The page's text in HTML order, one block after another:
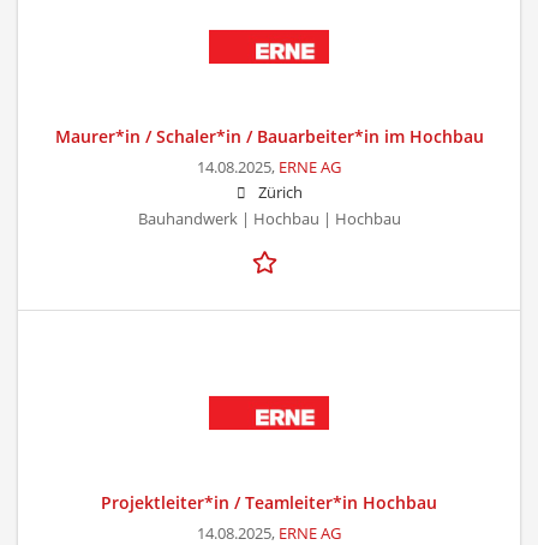
Maurer*in / Schaler*in / Bauarbeiter*in im Hochbau
14.08.2025, ERNE AG
Zürich
Bauhandwerk | Hochbau | Hochbau
Projektleiter*in / Teamleiter*in Hochbau
14.08.2025, ERNE AG